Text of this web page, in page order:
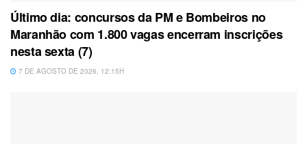
Último dia: concursos da PM e Bombeiros no
Maranhão com 1.800 vagas encerram inscrições
nesta sexta (7)
7 DE AGOSTO DE 2026, 12:15H